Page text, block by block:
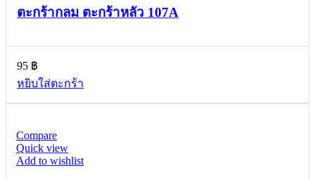
ตะกร้ากลม ตะกร้าหลัว 107A
95 ฿
หยิบใส่ตะกร้า
Compare
Quick view
Add to wishlist